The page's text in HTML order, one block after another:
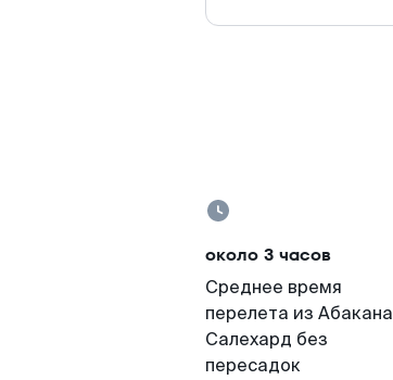
около 3 часов
Среднее время
перелета из Абакана
Салехард без
пересадок